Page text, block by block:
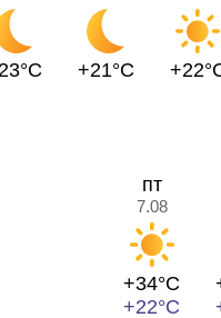
+21°C
пт
7.08
+34°C
+22°C